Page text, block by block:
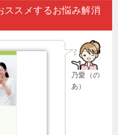
ススメするお悩み解消
乃愛（の
あ）